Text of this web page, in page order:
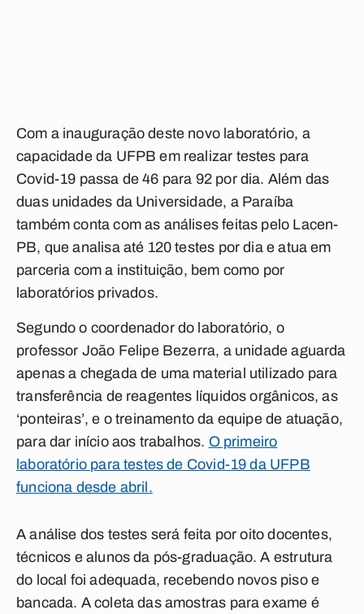
Com a inauguração deste novo laboratório, a
capacidade da UFPB em realizar testes para
Covid-19 passa de 46 para 92 por dia. Além das
duas unidades da Universidade, a Paraíba
também conta com as análises feitas pelo Lacen-
PB, que analisa até 120 testes por dia e atua em
parceria com a instituição, bem como por
laboratórios privados.
Segundo o coordenador do laboratório, o
professor João Felipe Bezerra, a unidade aguarda
apenas a chegada de uma material utilizado para
transferência de reagentes líquidos orgânicos, as
‘ponteiras’, e o treinamento da equipe de atuação,
para dar início aos trabalhos. O primeiro
laboratório para testes de Covid-19 da UFPB
funciona desde abril.
A análise dos testes será feita por oito docentes,
técnicos e alunos da pós-graduação. A estrutura
do local foi adequada, recebendo novos piso e
bancada. A coleta das amostras para exame é